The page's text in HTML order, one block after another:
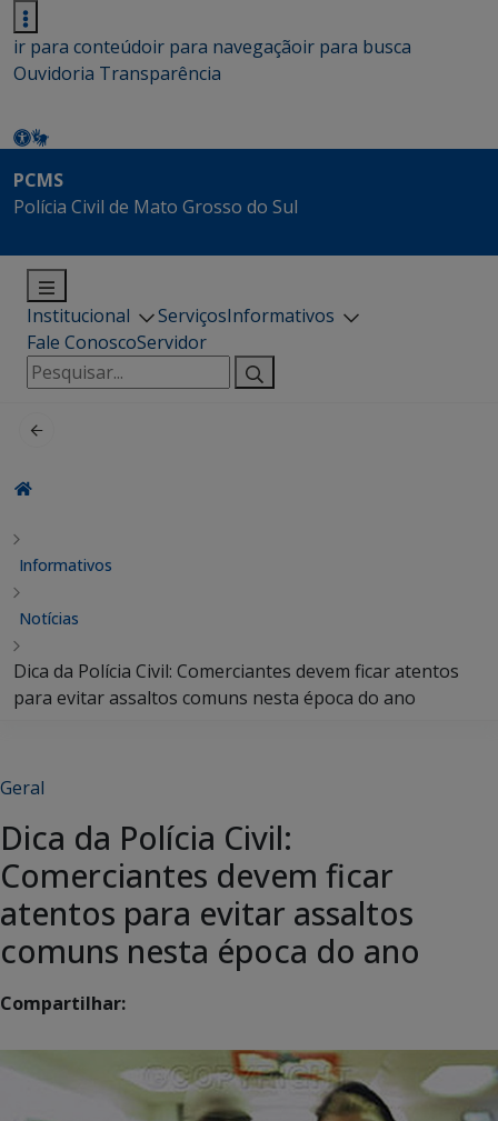
ir para conteúdoir para navegaçãoir para busca
Ouvidoria Transparência
PCMS
Polícia Civil de Mato Grosso do Sul
Institucional ServiçosInformativos
Fale ConoscoServidor
Pesquisar
por:
Informativos
Notícias
Dica da Polícia Civil: Comerciantes devem ficar atentos
para evitar assaltos comuns nesta época do ano
Geral
Dica da Polícia Civil:
Comerciantes devem ficar
atentos para evitar assaltos
comuns nesta época do ano
Compartilhar: